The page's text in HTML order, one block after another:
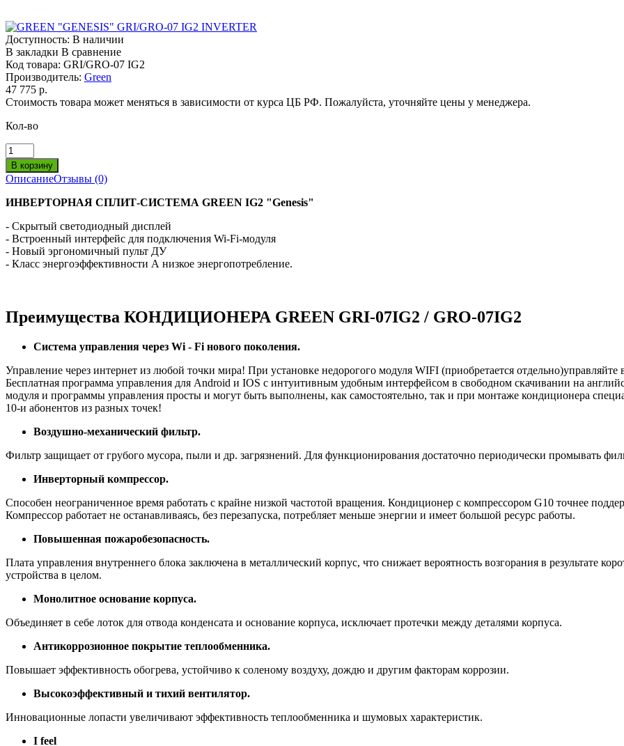
Доступность: В наличии
В закладки В сравнение
Код товара: GRI/GRO-07 IG2
Производитель: Green
47 775 р.
Стоимость товара может меняться в зависимости от курса ЦБ РФ. Пожалуйста, уточняйте цены у менеджера.
Кол-во
ОписаниеОтзывы (0)
ИНВЕРТОРНАЯ CПЛИТ-СИСТЕМА GREEN IG2 "Genesis"
- Скрытый светодиодный дисплей
- Встроенный интерфейс для подключения Wi-Fi-модуля
- Новый эргономичный пульт ДУ
- Класс энергоэффективности А низкое энергопотребление.
Преимущества КОНДИЦИОНЕРА GREEN GRI-07IG2 / GRO-07IG2
Система управления через Wi - Fi нового поколения.
Управление через интернет из любой точки мира! При установке недорогого модуля WIFI (приобретается
Бесплатная программа управления для Android и IOS с интуитивным удобным интерфейсом в свободном скачивании на
модуля и программы управления просты и могут быть выполнены, как самостоятельно, так и при монтаже кондиционера
10-и абонентов из разных точек!
Воздушно-механический фильтр.
Фильтр защищает от грубого мусора, пыли и др. загрязнений. Для функционирования достаточно периодически промывать
Инверторный компрессор.
Способен неограниченное время работать с крайне низкой частотой вращения. Кондиционер с компрессором G10 точнее
Компрессор работает не останавливаясь, без перезапуска, потребляет меньше энергии и имеет большой ресурс работы.
Повышенная пожаробезопасность.
Плата управления внутреннего блока заключена в металлический корпус, что снижает вероятность возгорания в результате
устройства в целом.
Монолитное основание корпуса.
Объединяет в себе лоток для отвода конденсата и основание корпуса, исключает протечки между деталями корпуса.
Антикоррозионное покрытие теплообменника.
Повышает эффективность обогрева, устойчиво к соленому воздуху, дождю и другим факторам коррозии.
Высокоэффективный и тихий вентилятор.
Инновационные лопасти увеличивают эффективность теплообменника и шумовых характеристик.
I feel